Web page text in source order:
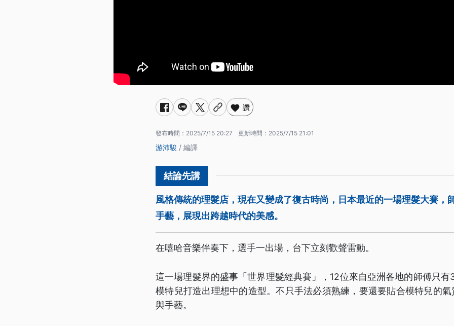
讚
發布時間： 2025/7/15 20:27 更新時間： 2025/7/15 21:01
游沛駿 / 編譯
風格傳統的理髮店，現在又變成了復古時尚，日本最近的一場理髮大賽，
手藝，展現出跨越時代的美感。
在嘻哈音樂伴奏下，選手一出場，台下立刻歡聲雷動。
這一場理髮界的盛事「世界理髮經典賽」，12位來自亞洲各地的師傅只有
模特兒打造出理想中的造型。不只手法必須熟練，要還要貼合模特兒的
與手藝。